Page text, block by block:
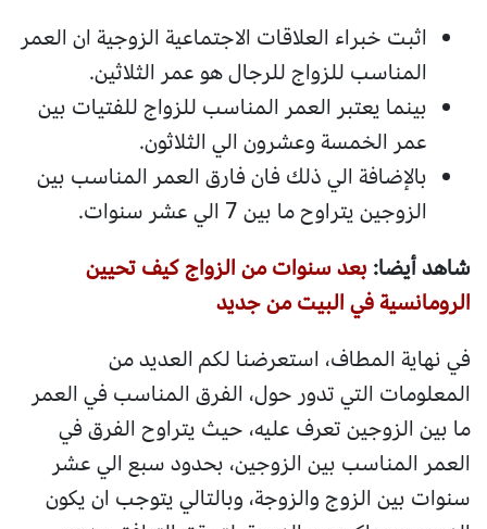
اثبت خبراء العلاقات الاجتماعية الزوجية ان العمر
المناسب للزواج للرجال هو عمر الثلاثين.
بينما يعتبر العمر المناسب للزواج للفتيات بين
عمر الخمسة وعشرون الي الثلاثون.
بالإضافة الي ذلك فان فارق العمر المناسب بين
الزوجين يتراوح ما بين 7 الي عشر سنوات.
شاهد أيضا: بعد سنوات من الزواج كيف تحيين
الرومانسية في البيت من جديد
في نهاية المطاف، استعرضنا لكم العديد من
المعلومات التي تدور حول، الفرق المناسب في العمر
ما بين الزوجين تعرف عليه، حيث يتراوح الفرق في
العمر المناسب بين الزوجين، بحدود سبع الي عشر
سنوات بين الزوج والزوجة، وبالتالي يتوجب ان يكون